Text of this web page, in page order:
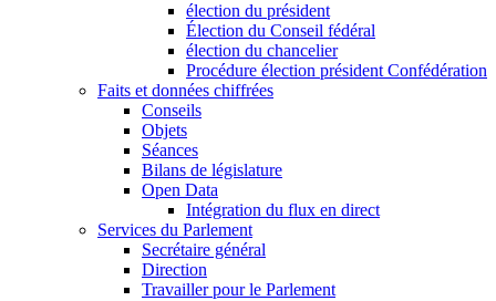
élection du président
Élection du Conseil fédéral
élection du chancelier
Procédure élection président Confédération
Faits et données chiffrées
Conseils
Objets
Séances
Bilans de législature
Open Data
Intégration du flux en direct
Services du Parlement
Secrétaire général
Direction
Travailler pour le Parlement